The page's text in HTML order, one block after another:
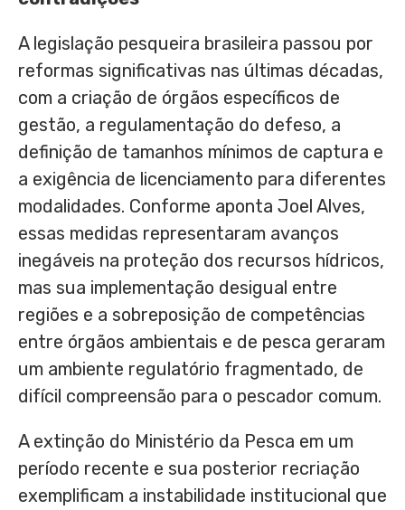
A legislação pesqueira brasileira passou por
reformas significativas nas últimas décadas,
com a criação de órgãos específicos de
gestão, a regulamentação do defeso, a
definição de tamanhos mínimos de captura e
a exigência de licenciamento para diferentes
modalidades. Conforme aponta Joel Alves,
essas medidas representaram avanços
inegáveis na proteção dos recursos hídricos,
mas sua implementação desigual entre
regiões e a sobreposição de competências
entre órgãos ambientais e de pesca geraram
um ambiente regulatório fragmentado, de
difícil compreensão para o pescador comum.
A extinção do Ministério da Pesca em um
período recente e sua posterior recriação
exemplificam a instabilidade institucional que